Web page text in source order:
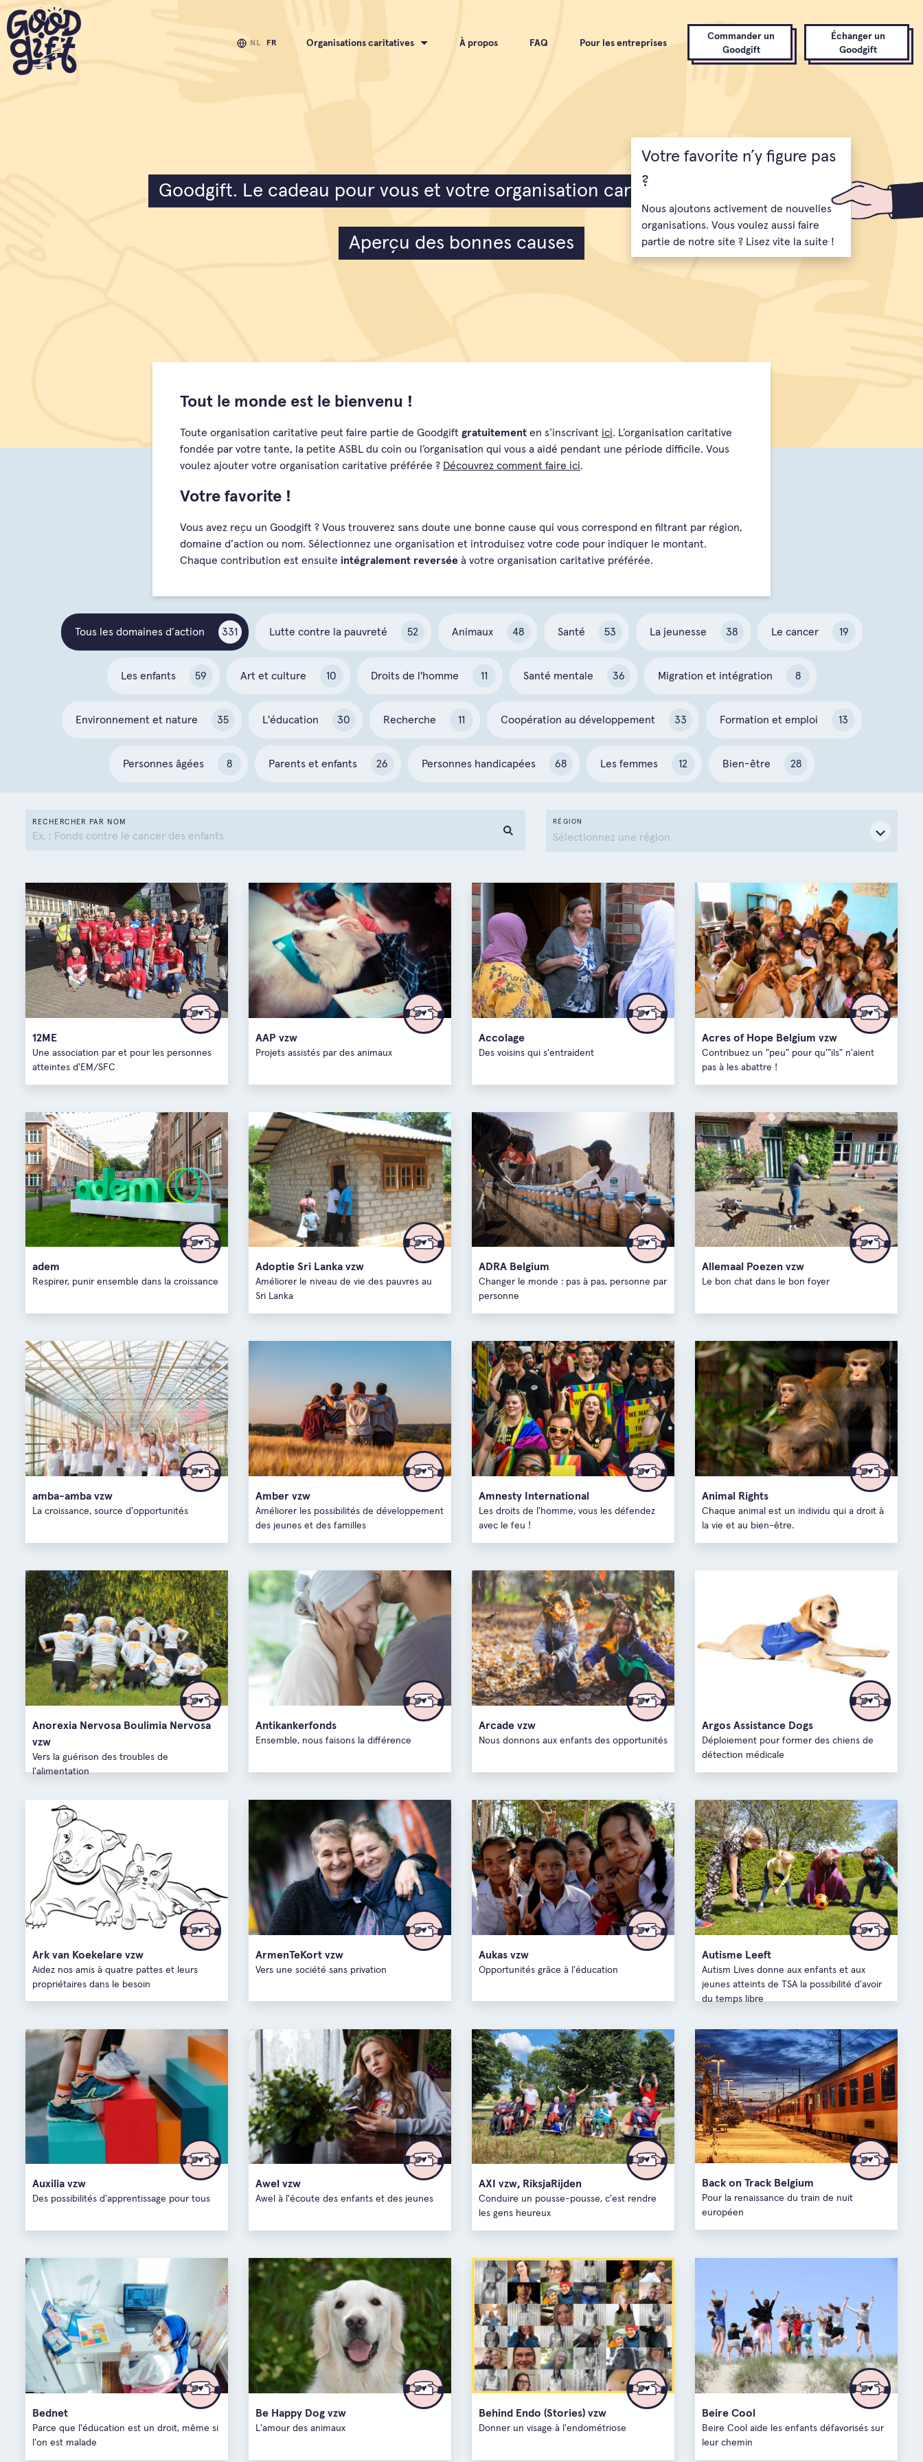
Commander un
Goodgift
Échanger un
Goodgift
Organisations caritatives À propos FAQ Pour les entreprises
NL FR
Goodgift. Le cadeau pour vous et votre organisation caritative préférée.
Aperçu des bonnes causes
Tout le monde est le bienvenu !
Toute organisation caritative peut faire partie de Goodgift gratuitement en s’inscrivant ici. L’organisation caritative
fondée par votre tante, la petite ASBL du coin ou l’organisation qui vous a aidé pendant une période difficile. Vous
voulez ajouter votre organisation caritative préférée ? Découvrez comment faire ici.
Votre favorite !
Vous avez reçu un Goodgift ? Vous trouverez sans doute une bonne cause qui vous correspond en filtrant par région,
domaine d’action ou nom. Sélectionnez une organisation et introduisez votre code pour indiquer le montant.
Chaque contribution est ensuite intégralement reversée à votre organisation caritative préférée.
Tous les domaines d’action 331 Lutte contre la pauvreté 52 Animaux 48 Santé 53 La jeunesse 38 Le cancer 19
Les enfants 59 Art et culture 10 Droits de l'homme 11 Santé mentale 36 Migration et intégration 8
Environnement et nature 35 L'éducation 30 Recherche 11 Coopération au développement 33 Formation et emploi 13
Personnes âgées 8 Parents et enfants 26 Personnes handicapées 68 Les femmes 12 Bien-être 28
RECHERCHER PAR NOM
Sélectionnez une région
RÉGION
Belgique
Anvers
Région de Bruxelles-Capitale
Hainaut
Limbourg
Namur
Flandre-Orientale
Brabant flamand
Brabant wallon
12ME
Une association par et pour les personnes
atteintes d'EM/SFC
AAP vzw
Projets assistés par des animaux
Accolage
Des voisins qui s'entraident
Acres of Hope Belgium vzw
Contribuez un "peu" pour qu'"ils" n'aient
pas à les abattre !
adem
Respirer, punir ensemble dans la croissance
Adoptie Sri Lanka vzw
Améliorer le niveau de vie des pauvres au
Sri Lanka
ADRA Belgium
Changer le monde : pas à pas, personne par
personne
Allemaal Poezen vzw
Le bon chat dans le bon foyer
amba-amba vzw
La croissance, source d'opportunités
Amber vzw
Améliorer les possibilités de développement
des jeunes et des familles
Amnesty International
Les droits de l'homme, vous les défendez
avec le feu !
Animal Rights
Chaque animal est un individu qui a droit à
la vie et au bien-être.
Anorexia Nervosa Boulimia Nervosa
vzw
Vers la guérison des troubles de
l'alimentation
Antikankerfonds
Ensemble, nous faisons la différence
Arcade vzw
Nous donnons aux enfants des opportunités
Argos Assistance Dogs
Déploiement pour former des chiens de
détection médicale
Ark van Koekelare vzw
Aidez nos amis à quatre pattes et leurs
propriétaires dans le besoin
ArmenTeKort vzw
Vers une société sans privation
Aukas vzw
Opportunités grâce à l'éducation
Autisme Leeft
Autism Lives donne aux enfants et aux
jeunes atteints de TSA la possibilité d'avoir
du temps libre
Auxilia vzw
Des possibilités d'apprentissage pour tous
Awel vzw
Awel à l'écoute des enfants et des jeunes
AXI vzw, RiksjaRijden
Conduire un pousse-pousse, c'est rendre
les gens heureux
Back on Track Belgium
Pour la renaissance du train de nuit
européen
Bednet
Parce que l'éducation est un droit, même si
l'on est malade
Be Happy Dog vzw
L'amour des animaux
Behind Endo (Stories) vzw
Donner un visage à l'endométriose
Beire Cool
Beire Cool aide les enfants défavorisés sur
leur chemin